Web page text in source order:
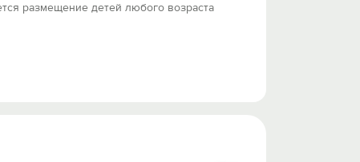
размещение детей любого возраста